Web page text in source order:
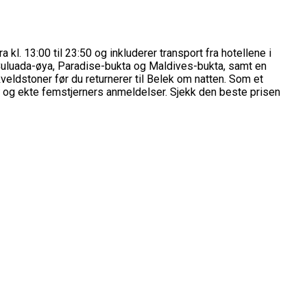
kl. 13:00 til 23:50 og inkluderer transport fra hotellene i
øya, Paradise-bukta og Maldives-bukta, samt en
før du returnerer til Belek om natten. Som et
ekte femstjerners anmeldelser. Sjekk den beste prisen